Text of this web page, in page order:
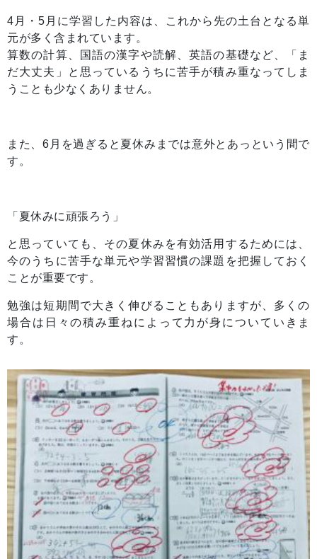
4月・5月に学習した内容は、これから先の土台となる単
元が多く含まれています。
算数の計算、国語の漢字や読解、英語の基礎など、「ま
だ大丈夫」と思っているうちに苦手が積み重なってしま
うことも少なくありません。
また、6月を過ぎると夏休みまでは意外とあっという間で
す。
「夏休みに頑張ろう」
と思っていても、その夏休みを有効活用するためには、
今のうちに苦手な単元や学習習慣の課題を把握しておく
ことが重要です。
勉強は短期間で大きく伸びることもありますが、多くの
場合は日々の積み重ねによって力が身についていきま
す。